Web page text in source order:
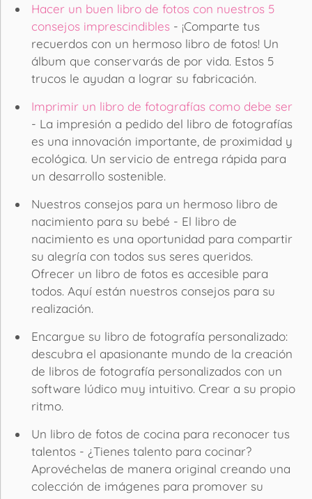
Hacer un buen libro de fotos con nuestros 5
consejos imprescindibles - ¡Comparte tus
recuerdos con un hermoso libro de fotos! Un
álbum que conservarás de por vida. Estos 5
trucos le ayudan a lograr su fabricación.
Imprimir un libro de fotografías como debe ser
- La impresión a pedido del libro de fotografías
es una innovación importante, de proximidad y
ecológica. Un servicio de entrega rápida para
un desarrollo sostenible.
Nuestros consejos para un hermoso libro de
nacimiento para su bebé - El libro de
nacimiento es una oportunidad para compartir
su alegría con todos sus seres queridos.
Ofrecer un libro de fotos es accesible para
todos. Aquí están nuestros consejos para su
realización.
Encargue su libro de fotografía personalizado:
descubra el apasionante mundo de la creación
de libros de fotografía personalizados con un
software lúdico muy intuitivo. Crear a su propio
ritmo.
Un libro de fotos de cocina para reconocer tus
talentos - ¿Tienes talento para cocinar?
Aprovéchelas de manera original creando una
colección de imágenes para promover su